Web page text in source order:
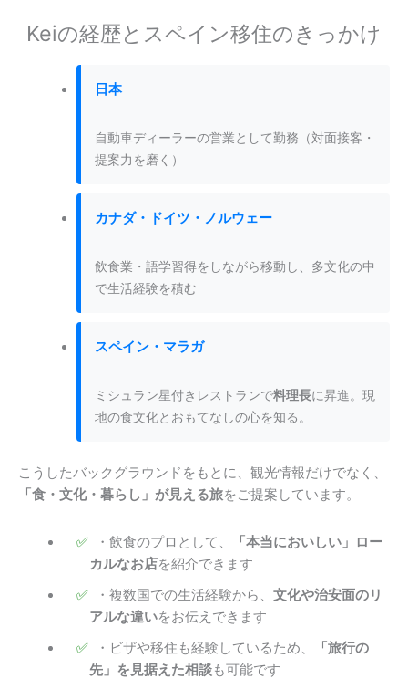
Keiの経歴とスペイン移住のきっかけ
日本
自動車ディーラーの営業として勤務（対面接客・
提案力を磨く）
カナダ・ドイツ・ノルウェー
飲食業・語学習得をしながら移動し、多文化の中
で生活経験を積む
スペイン・マラガ
ミシュラン星付きレストランで料理長に昇進。現
地の食文化とおもてなしの心を知る。
こうしたバックグラウンドをもとに、観光情報だけでなく、
「食・文化・暮らし」が見える旅をご提案しています。
・飲食のプロとして、
「本当においしい」ロー
カルなお店を紹介できます
・複数国での生活経験から、 文化や治安面のリ
アルな違いをお伝えできます
・ビザや移住も経験しているため、
「旅行の
先」を見据えた相談も可能です